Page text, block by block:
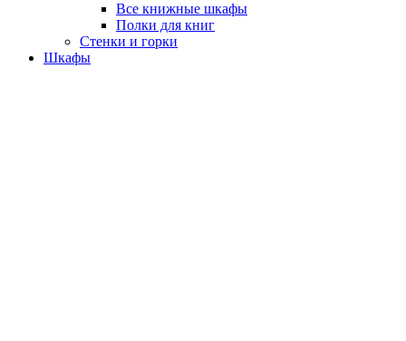
Все книжные шкафы
Полки для книг
Стенки и горки
Шкафы